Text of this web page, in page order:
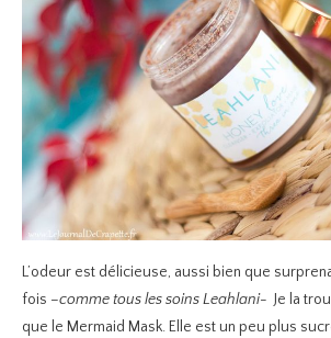
L’odeur est délicieuse, aussi bien que
fois –comme tous les soins Leahlani- Je la
que le Mermaid Mask. Elle est un peu plus